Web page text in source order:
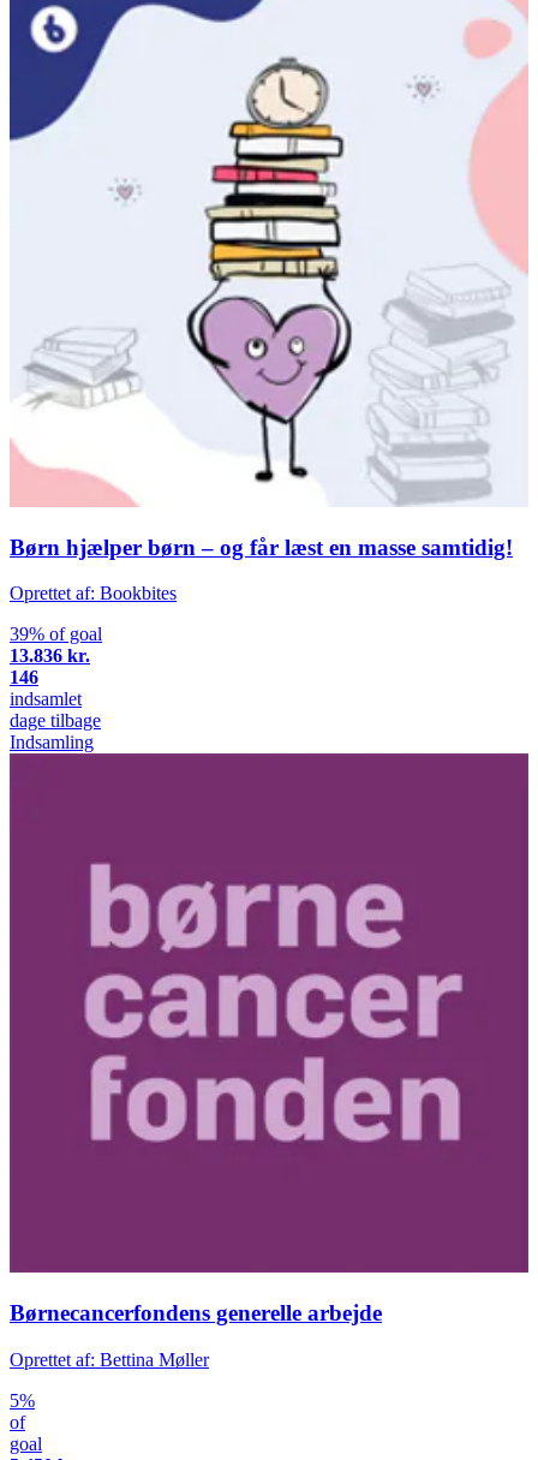
Børn hjælper børn – og får læst en masse samtidig!
Oprettet af: Bookbites
39% of goal
13.836 kr.
146
indsamlet
dage tilbage
Indsamling
Børnecancerfondens generelle arbejde
Oprettet af: Bettina Møller
5%
of
goal